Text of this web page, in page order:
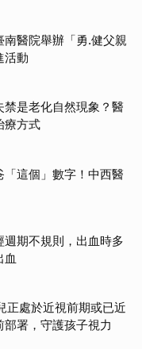
醫院舉辦「勇.健父親
活動
是老化自然現象？醫
療方式
這個」數字！中西醫
週期不規則，出血時多
正處於近視前期或已近
署，守護孩子視力